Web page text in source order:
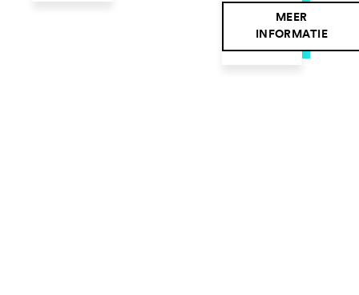
MEER
INFORMATIE